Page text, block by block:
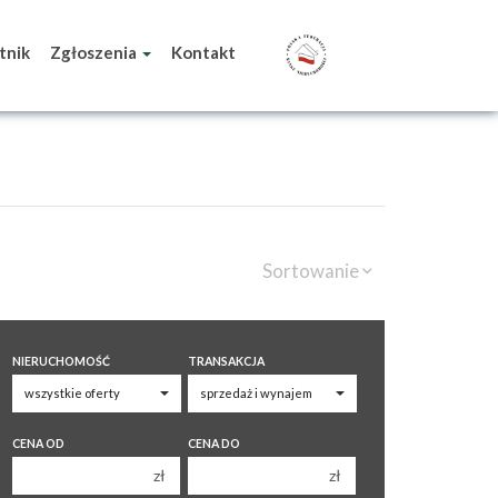
Zgłoszenia Kontakt
Sortowanie
NIERUCHOMOŚĆ TRANSAKCJA
CENA OD
zł
CENA DO
zł